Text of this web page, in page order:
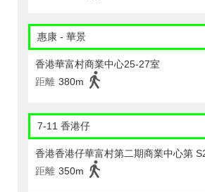
惠康 - 華景
香港華富村商業中心25-27室
距離 380m
7-11 香港仔
香港香港仔華富村第二期商業中心第
距離 350m